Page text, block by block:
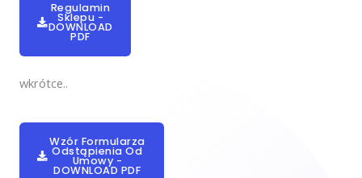
Regulamin
Sklepu -
DOWNLOAD
PDF
wkrótce..
Wzór Formularza
Odstąpienia Od
Umowy -
DOWNLOAD PDF